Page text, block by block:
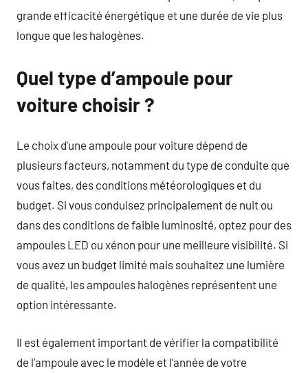
grande efficacité énergétique et une durée de vie plus
longue que les halogènes.
Quel type d’ampoule pour
voiture choisir ?
Le choix d’une ampoule pour voiture dépend de
plusieurs facteurs, notamment du type de conduite que
vous faites, des conditions météorologiques et du
budget. Si vous conduisez principalement de nuit ou
dans des conditions de faible luminosité, optez pour des
ampoules LED ou xénon pour une meilleure visibilité. Si
vous avez un budget limité mais souhaitez une lumière
de qualité, les ampoules halogènes représentent une
option intéressante.
Il est également important de vérifier la compatibilité
de l’ampoule avec le modèle et l’année de votre